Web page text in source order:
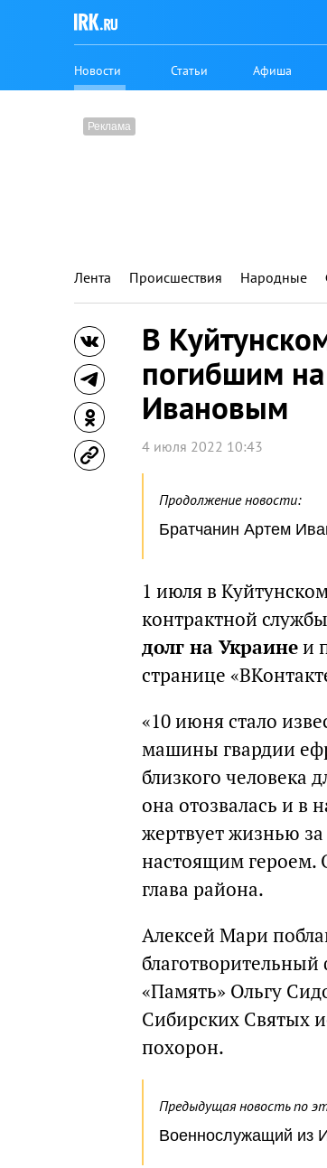
Новости Статьи Афиша
Лента Происшествия Народные
В
погибшим
Ивановым
4 июля 2022 10:43
Продолжение новости:
Братчанин Артем
1 июля в
контрактной
долг на Украинеи
странице
«10 июня стало
машины гвардии
близкого человека
она отозвалась и в
жертвует жизнью
настоящим героем.
глава района.
Алексей Мари
благотворительный
«Память» Ольгу
Сибирских Святых
похорон.
Предыдущая новость по
Военнослужащий из